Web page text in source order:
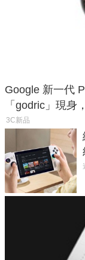
Google 新一代
「godric」現身
3C新品